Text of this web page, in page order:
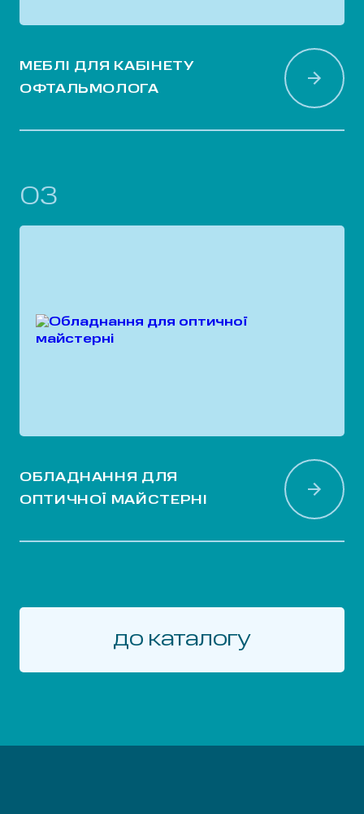
МЕБЛІ ДЛЯ КАБІНЕТУ
ОФТАЛЬМОЛОГА
03
ОБЛАДНАННЯ ДЛЯ
ОПТИЧНОЇ МАЙСТЕРНІ
до каталогу